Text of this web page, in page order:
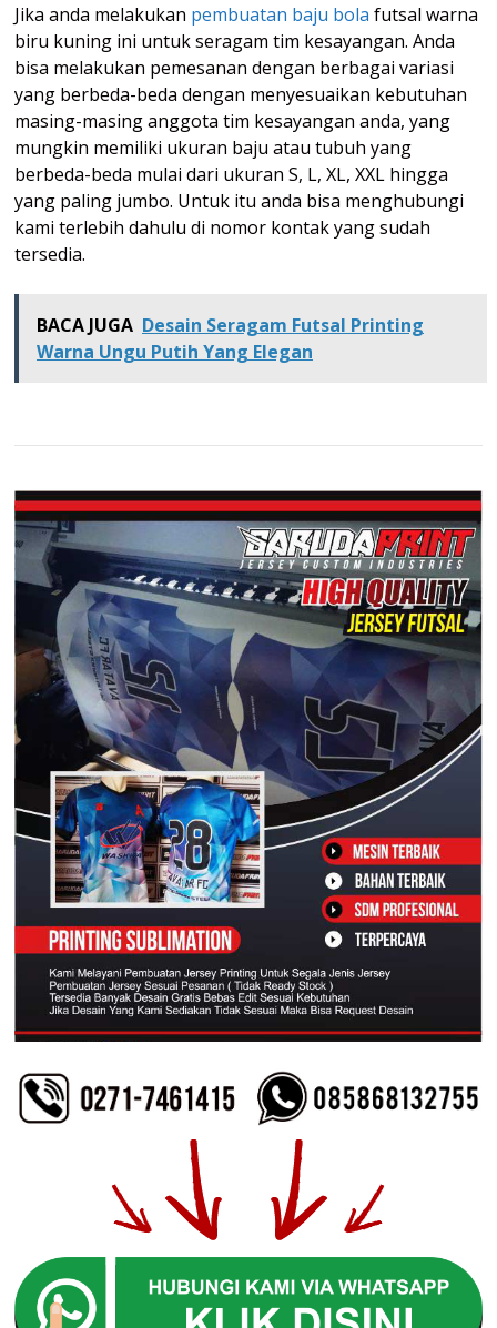
Jika anda melakukan pembuatan baju bola futsal warna
biru kuning ini untuk seragam tim kesayangan. Anda
bisa melakukan pemesanan dengan berbagai variasi
yang berbeda-beda dengan menyesuaikan kebutuhan
masing-masing anggota tim kesayangan anda, yang
mungkin memiliki ukuran baju atau tubuh yang
berbeda-beda mulai dari ukuran S, L, XL, XXL hingga
yang paling jumbo. Untuk itu anda bisa menghubungi
kami terlebih dahulu di nomor kontak yang sudah
tersedia.
BACA JUGA Desain Seragam Futsal Printing
Warna Ungu Putih Yang Elegan